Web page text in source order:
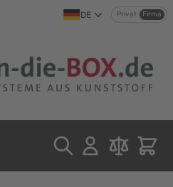
DE Privat Firma